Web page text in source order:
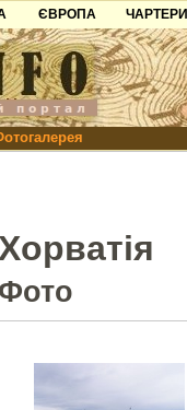
ЄВРОПА
Чорногорія
Хорватія
Болгарія
Албанія
ЧАРТЕРИ
Хорватія
Фото